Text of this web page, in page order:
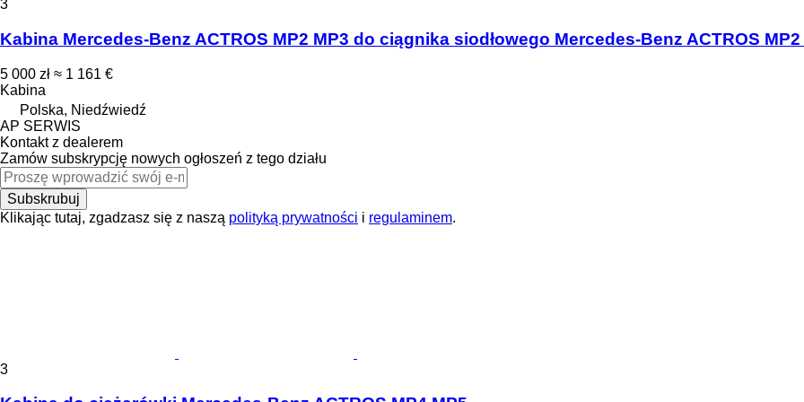
3
Kabina Mercedes-Benz ACTROS MP2 MP3 do ciągnika siodłowego Mercedes-Benz ACTROS MP2
5 000 zł ≈ 1 161 €
Kabina
Polska, Niedźwiedź
AP SERWIS
Kontakt z dealerem
Zamów subskrypcję nowych ogłoszeń z tego działu
Subskrubuj
Klikając tutaj, zgadzasz się z naszą polityką prywatności i regulaminem.
3